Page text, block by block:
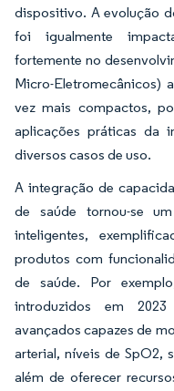
dispositivo. A evolução
foi igualmente
fortemente no
Micro-Eletromecânicos)
vez mais compactos,
aplicações práticas da
diversos casos de uso.
A integração de
de saúde tornou-se
inteligentes,
produtos com
de saúde. Por
introduzidos em
avançados capazes de
arterial, níveis de SpO2,
além de oferecer